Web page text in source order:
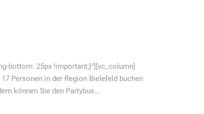
bottom: 25px !important;}"][vc_column]
Personen in der Region Bielefeld buchen
können Sie den Partybus...